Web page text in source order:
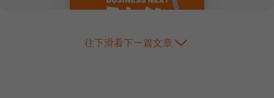
往下滑看下一篇文章